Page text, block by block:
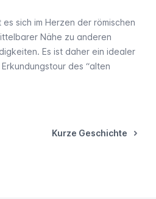
sich im Herzen der römischen
Nähe zu anderen
Es ist daher ein idealer
des “alten
Kurze Geschichte